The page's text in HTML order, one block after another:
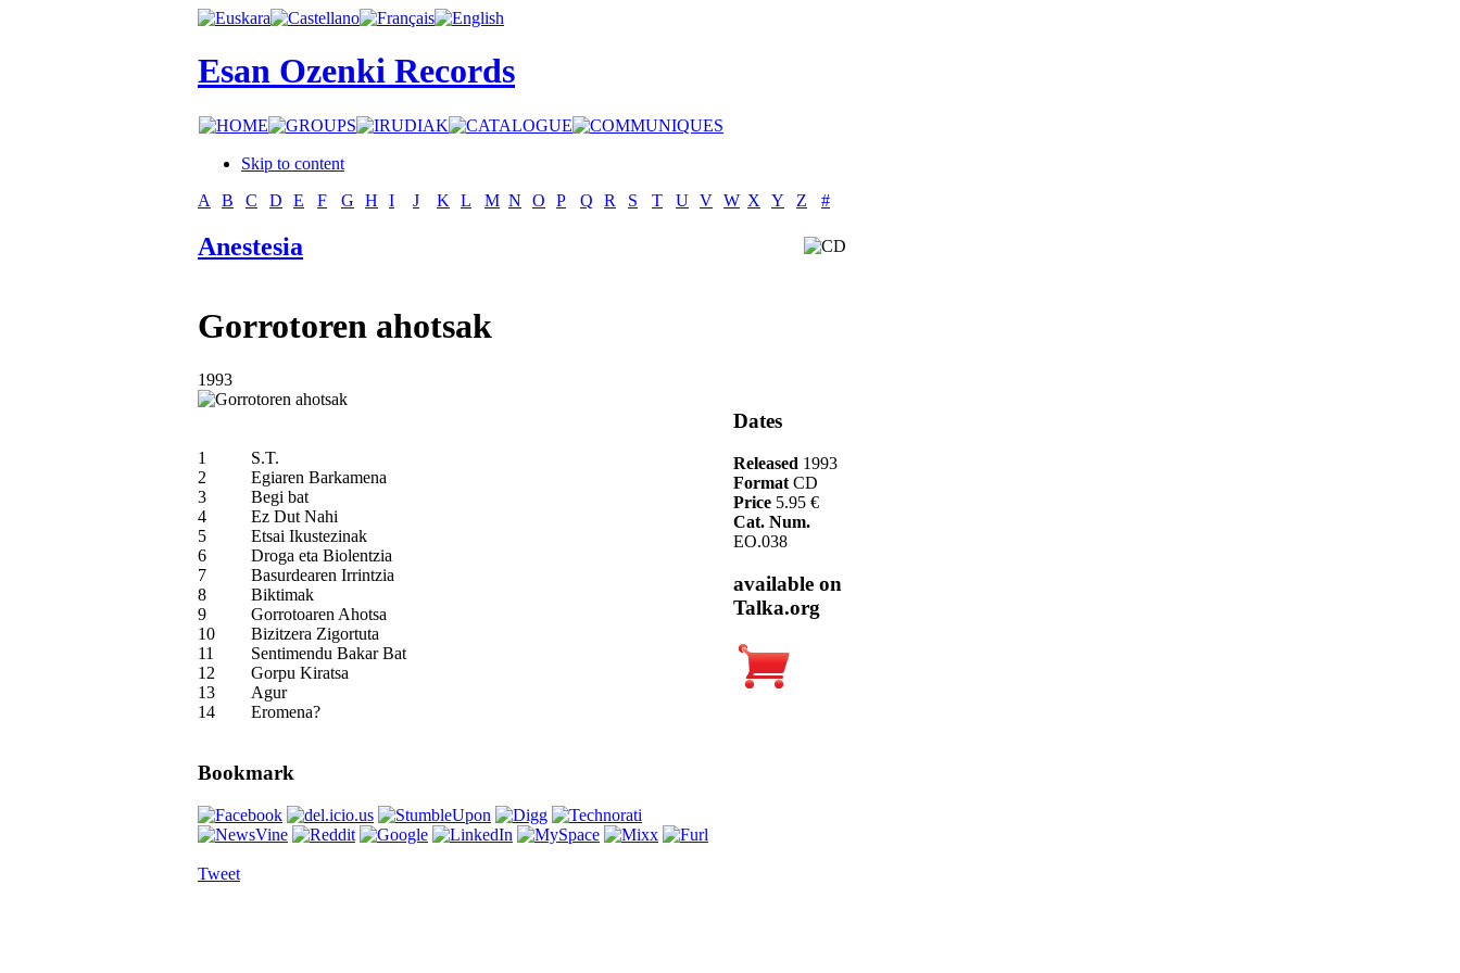
Esan Ozenki Records
Skip to content
A
B C D E F G H I J K L M N O P Q R S T U V W X Y Z #
Anestesia
Gorrotoren ahotsak
1993
1
S.T.
2
Egiaren Barkamena
3
Begi bat
4
Ez Dut Nahi
5
Etsai Ikustezinak
6
Droga eta Biolentzia
7
Basurdearen Irrintzia
8
Biktimak
9
Gorrotoaren Ahotsa
10
Bizitzera Zigortuta
11
Sentimendu Bakar Bat
12
Gorpu Kiratsa
13
Agur
14
Eromena?
Bookmark
Tweet
Dates
Released 1993
Format CD
Price 5.95 €
Cat. Num.
EO.038
available on
Talka.org